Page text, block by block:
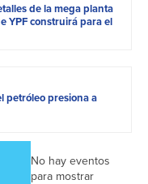
de la mega planta
YPF construirá para el
petróleo presiona a
No hay eventos
para mostrar